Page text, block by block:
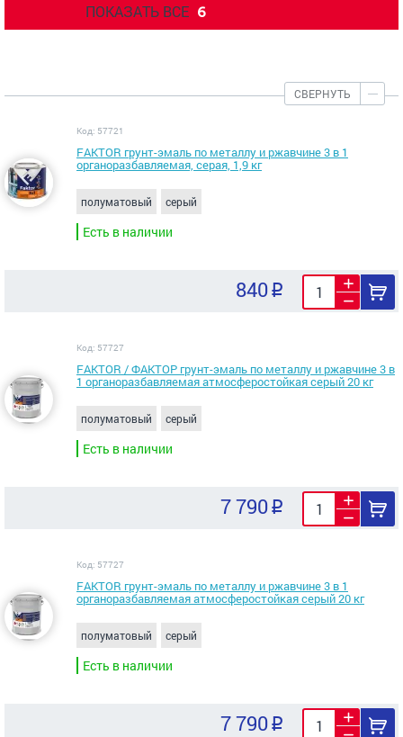
ПОКАЗАТЬ ВСЕ 6
СВЕРНУТЬ
Код: 57721
FAKTOR грунт-эмаль по металлу и ржавчине 3 в 1
органоразбавляемая, серая, 1,9 кг
полуматовый серый
Есть в наличии
840
Код: 57727
FAKTOR / ФАКТОР грунт-эмаль по металлу и ржавчине 3 в
1 органоразбавляемая атмосферостойкая серый 20 кг
полуматовый серый
Есть в наличии
7 790
Код: 57727
FAKTOR грунт-эмаль по металлу и ржавчине 3 в 1
органоразбавляемая атмосферостойкая серый 20 кг
полуматовый серый
Есть в наличии
7 790